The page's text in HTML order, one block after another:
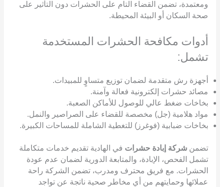
ومعتمدة، تضمن القضاء التام على الحشرات دون التأثير على
صحة السكان أو البيئة المحيطة.
أدوات مكافحة الحشرات المستخدمة
تشمل:
أجهزة رش متقدمة لضمان توزيع متساوٍ للمبيدات.
مصائد حشرات إلكترونية فعالة وآمنة.
بخاخات ضغط عالي للوصول للأماكن الصعبة.
مواد هلامية (جل) مخصصة للقضاء على الصراصير والنمل.
بخاخات ضبابية (فوغرز) للتغطية الشاملة للمساحات الكبيرة.
تضمن شركة إبادة حشرات في الهادية تقديم خدمات متكاملة
تشمل الفحص، الإبادة، والمتابعة الدورية لضمان عدم عودة
الحشرات. مع فريق محترف ومدرب، تضمن الشركة راحة
عملائها وحمايتهم من أي مخاطر صحية ناتجة عن تواجد